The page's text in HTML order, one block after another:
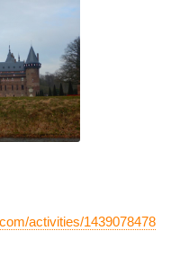
activities/1439078478